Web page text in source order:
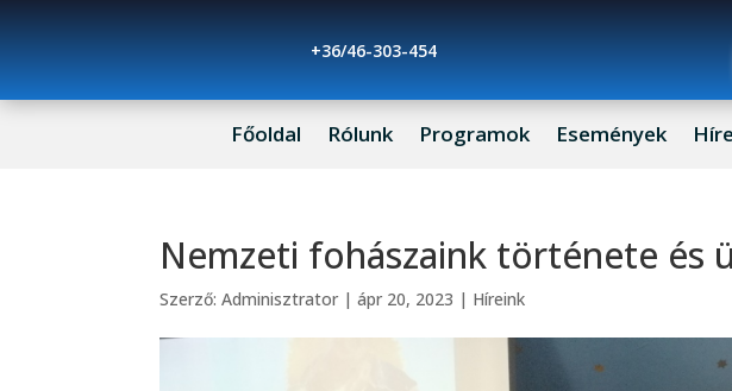
+36/46-303-454
Főoldal Rólunk Programok Események
Nemzeti fohászaink története és
Szerző:Adminisztrator |ápr 20, 2023 | Híreink